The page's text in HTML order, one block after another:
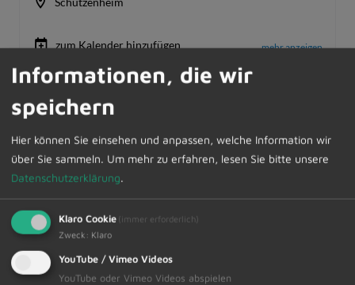
Informationen, die wir
speichern
Hier können Sie einsehen und anpassen, welche Information wir
über Sie sammeln. Um mehr zu erfahren, lesen Sie bitte unsere
Datenschutzerklärung.
Klaro Cookie (immer erforderlich)
Zweck : Klaro
YouTube / Vimeo Videos
YouTube oder Vimeo Videos abspielen